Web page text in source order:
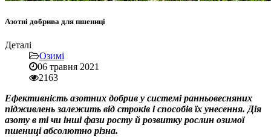
Азотні добрива для пшениці
Деталі
Озимі
06 травня 2021
2163
Ефективність азотних добрив у системі ранньовесняних
підживлень залежить від строків і способів їх унесення. Дія
азоту в ті чи інші фази росту й розвитку рослин озимої
пшениці абсолютно різна.